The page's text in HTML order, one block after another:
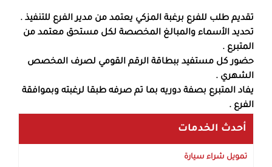
تقديم طلب للفرع برغبة المزكي يعتمد من مدير الفرع للتنفيذ .
تحديد الأسماء والمبالغ المخصصة لكل مستحق معتمد من
المتبرع .
حضور كل مستفيد ببطاقة الرقم القومي لصرف المخصص
الشهري .
يفاد المتبرع بصفة دوريه بما تم صرفه طبقا لرغبته وبموافقة
الفرع .
أحدث الخدمات
تمويل شراء سيارة